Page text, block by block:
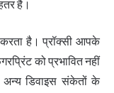
है।
करता है। प्रॉक्सी आपके
को प्रभावित नहीं
डिवाइस संकेतों के